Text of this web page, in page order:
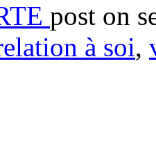
post on
à soi,